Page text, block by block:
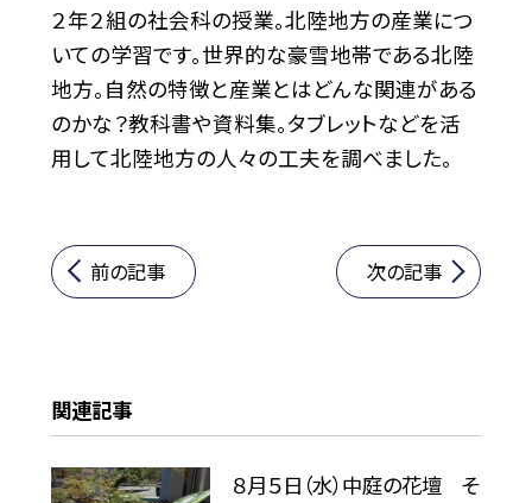
２年２組の社会科の授業。北陸地方の産業につ
いての学習です。世界的な豪雪地帯である北陸
地方。自然の特徴と産業とはどんな関連がある
のかな？教科書や資料集。タブレットなどを活
用して北陸地方の人々の工夫を調べました。
前の記事 次の記事
関連記事
８月５日（水）中庭の花壇 そ